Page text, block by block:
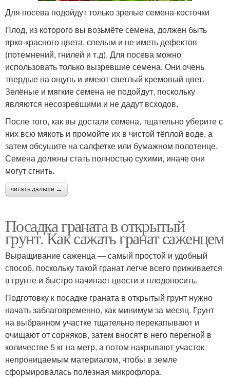
Для посева подойдут только зрелые семена-косточки
Плод, из которого вы возьмёте семена, должен быть
ярко-красного цвета, спелым и не иметь дефектов
(потемнений, гнилей и т.д). Для посева можно
использовать только вызревшие семена. Они очень
твердые на ощупь и имеют светлый кремовый цвет.
Зелёные и мягкие семена не подойдут, поскольку
являются несозревшими и не дадут всходов.
После того, как вы достали семена, тщательно уберите с
них всю мякоть и промойте их в чистой тёплой воде, а
затем обсушите на салфетке или бумажном полотенце.
Семена должны стать полностью сухими, иначе они
могут сгнить.
читать дальше →
Посадка граната в открытый
грунт. Как сажать гранат саженцем
Выращивание саженца — самый простой и удобный
способ, поскольку такой гранат легче всего приживается
в грунте и быстро начинает цвести и плодоносить.
Подготовку к посадке граната в открытый грунт нужно
начать заблаговременно, как минимум за месяц. Грунт
на выбранном участке тщательно перекапывают и
очищают от сорняков, затем вносят в него перегной в
количестве 5 кг на метр, а потом накрывают участок
непроницаемым материалом, чтобы в земле
сформировалась полезная микрофлора.